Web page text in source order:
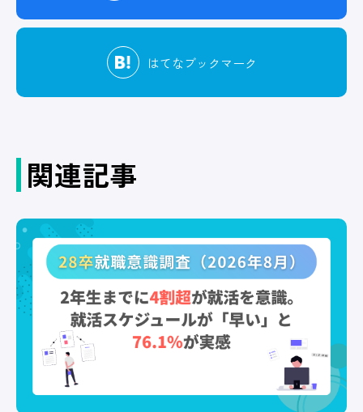
はてなブックマーク
関連記事